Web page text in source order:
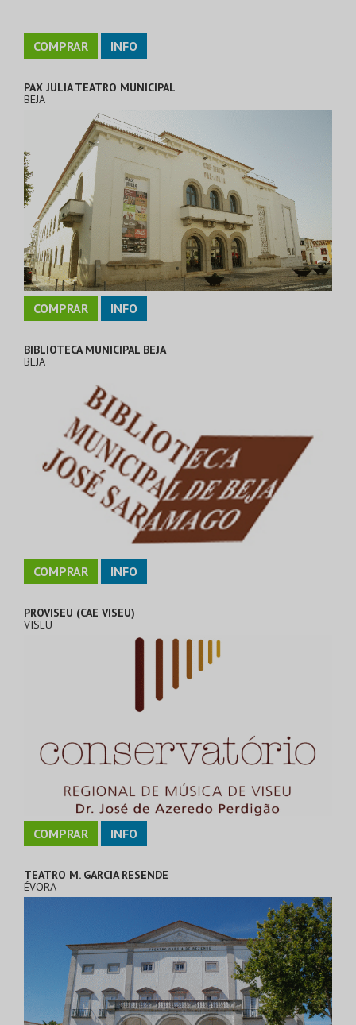
COMPRAR INFO
PAX JULIA TEATRO MUNICIPAL
BEJA
COMPRAR INFO
BIBLIOTECA MUNICIPAL BEJA
BEJA
COMPRAR INFO
PROVISEU (CAE VISEU)
VISEU
COMPRAR INFO
TEATRO M. GARCIA RESENDE
ÉVORA